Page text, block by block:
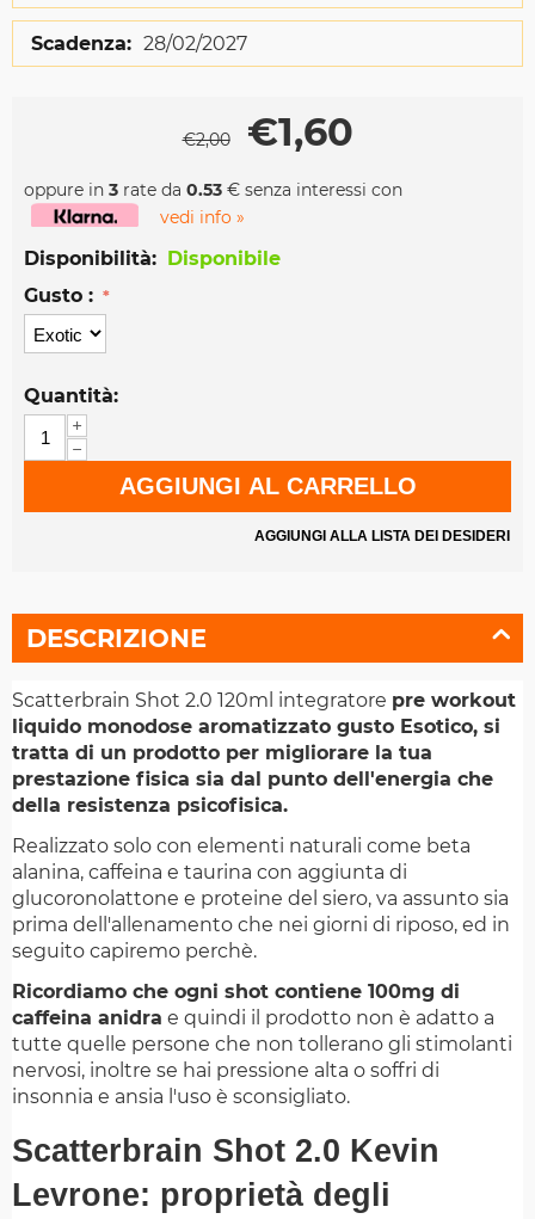
Scadenza: 28/02/2027
€2,00 €1,60
oppure in 3 rate da 0.53 € senza interessi con
vedi info »
Disponibilità:
Disponibile
Gusto :
Quantità:
+
−
AGGIUNGI AL CARRELLO
AGGIUNGI ALLA LISTA DEI DESIDERI
DESCRIZIONE
Scatterbrain Shot 2.0 120ml integratore pre workout
liquido monodose aromatizzato gusto Esotico, si
tratta di un prodotto per migliorare la tua
prestazione fisica sia dal punto dell'energia che
della resistenza psicofisica.
Realizzato solo con elementi naturali come beta
alanina, caffeina e taurina con aggiunta di
glucoronolattone e proteine del siero, va assunto sia
prima dell'allenamento che nei giorni di riposo, ed in
seguito capiremo perchè.
Ricordiamo che ogni shot contiene 100mg di
caffeina anidra e quindi il prodotto non è adatto a
tutte quelle persone che non tollerano gli stimolanti
nervosi, inoltre se hai pressione alta o soffri di
insonnia e ansia l'uso è sconsigliato.
Scatterbrain Shot 2.0 Kevin
Levrone: proprietà degli